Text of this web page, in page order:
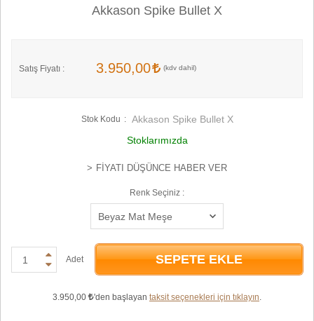
Akkason Spike Bullet X
Satış Fiyatı : 3.950,00
Stok Kodu
Akkason Spike Bullet X
Stoklarımızda
FIYATI DÜŞÜNCE HABER VER
Renk Seçiniz :
Adet SEPETE EKLE
3.950,00 'den başlayan taksit seçenekleri için tıklayın.